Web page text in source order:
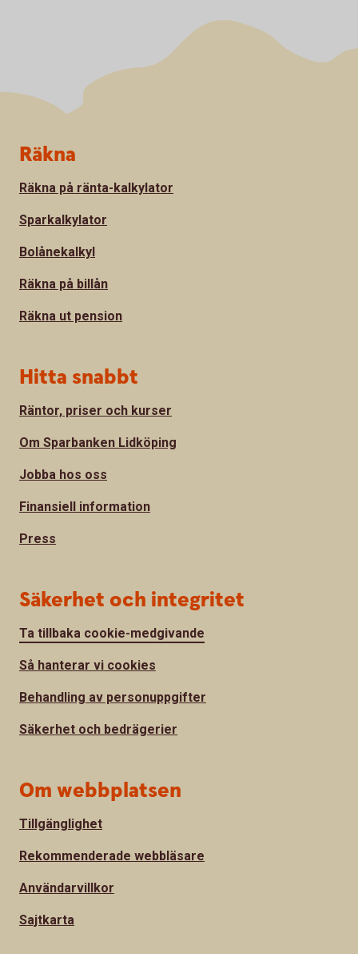
Sidfot
Räkna
Räkna på ränta-kalkylator
Sparkalkylator
Bolånekalkyl
Räkna på billån
Räkna ut pension
Hitta snabbt
Räntor, priser och kurser
Om Sparbanken Lidköping
Jobba hos oss
Finansiell information
Press
Säkerhet och integritet
Ta tillbaka cookie-medgivande
Så hanterar vi cookies
Behandling av personuppgifter
Säkerhet och bedrägerier
Om webbplatsen
Tillgänglighet
Rekommenderade webbläsare
Användarvillkor
Sajtkarta